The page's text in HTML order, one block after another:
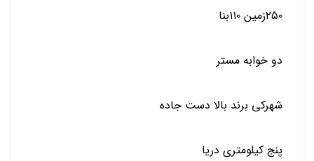
۲۵۰زمین ۱۱۰بنا
دو خوابه مستر
شهرکی برند بالا دست جاده
پنج کیلومتری دریا